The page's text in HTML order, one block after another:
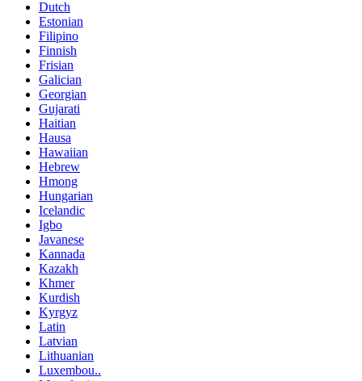
Dutch
Estonian
Filipino
Finnish
Frisian
Galician
Georgian
Gujarati
Haitian
Hausa
Hawaiian
Hebrew
Hmong
Hungarian
Icelandic
Igbo
Javanese
Kannada
Kazakh
Khmer
Kurdish
Kyrgyz
Latin
Latvian
Lithuanian
Luxembou..